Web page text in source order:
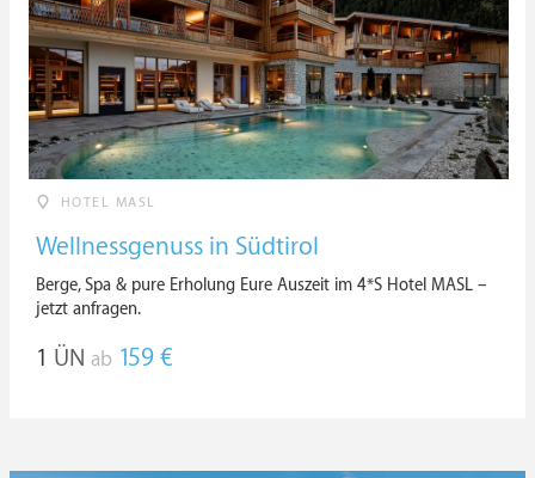
HOTEL MASL
Wellnessgenuss in Südtirol
Berge, Spa & pure Erholung Eure Auszeit im 4*S Hotel MASL –
jetzt anfragen.
1 ÜN ab 159 €